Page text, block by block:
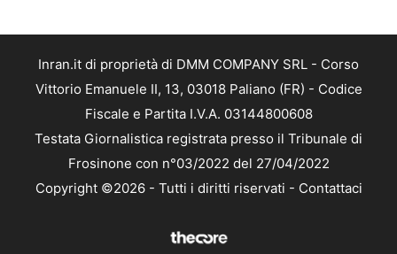
Inran.it di proprietà di DMM COMPANY SRL - Corso
Vittorio Emanuele II, 13, 03018 Paliano (FR) - Codice
Fiscale e Partita I.V.A. 03144800608
Testata Giornalistica registrata presso il Tribunale di
Frosinone con n°03/2022 del 27/04/2022
Copyright ©2026 - Tutti i diritti riservati - Contattaci